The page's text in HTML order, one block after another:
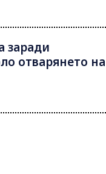
заради
отварянето на